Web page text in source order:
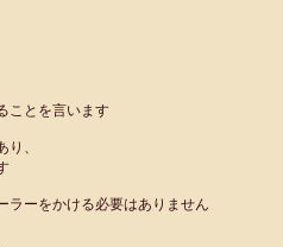
ことを言います
、
ラーをかける必要はありません